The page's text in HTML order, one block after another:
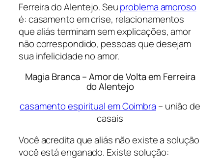
Ferreira do Alentejo. Seuproblema amoroso
é: casamento em crise, relacionamentos
que aliás terminam sem explicações, amor
não correspondido, pessoas que desejam
sua infelicidade no amor.
Magia Branca – Amor de Volta em Ferreira
do Alentejo
casamento espiritual em Coimbra – união de
casais
Você acredita que aliás não existe a solução
você está enganado. Existe solução: